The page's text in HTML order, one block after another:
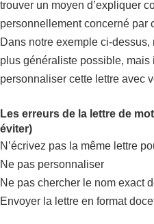
trouver un moyen d’expliquer
personnellement concerné par
Dans notre exemple ci-
plus généraliste possible, mais
personnaliser cette lettre avec
Les erreurs de la lettre de
éviter)
N’écrivez pas la même lettre
Ne pas personnaliser
Ne pas chercher le nom exact
Envoyer la lettre en format